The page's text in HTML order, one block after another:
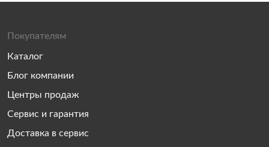
Покупателям
Каталог
Блог компании
Центры продаж
Сервис и гарантия
Доставка в сервис